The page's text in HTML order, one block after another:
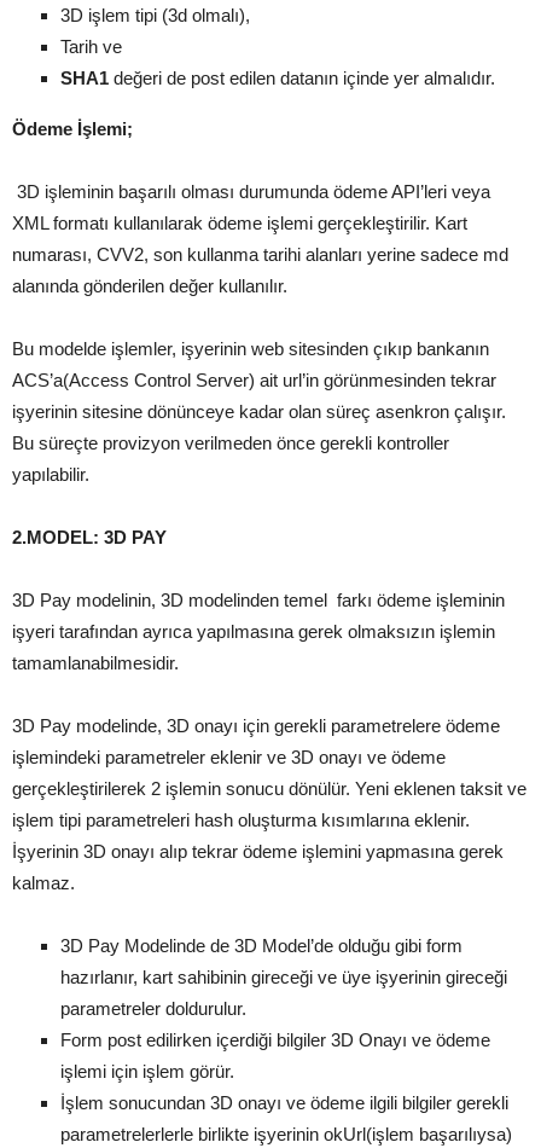
3D işlem tipi (3d olmalı),
Tarih ve
SHA1 değeri de post edilen datanın içinde yer almalıdır.
Ödeme İşlemi;
3D işleminin başarılı olması durumunda ödeme API’leri veya
XML formatı kullanılarak ödeme işlemi gerçekleştirilir. Kart
numarası, CVV2, son kullanma tarihi alanları yerine sadece md
alanında gönderilen değer kullanılır.
Bu modelde işlemler, işyerinin web sitesinden çıkıp bankanın
ACS’a(Access Control Server) ait url’in görünmesinden tekrar
işyerinin sitesine dönünceye kadar olan süreç asenkron çalışır.
Bu süreçte provizyon verilmeden önce gerekli kontroller
yapılabilir.
2.MODEL: 3D PAY
3D Pay modelinin, 3D modelinden temel farkı ödeme işleminin
işyeri tarafından ayrıca yapılmasına gerek olmaksızın işlemin
tamamlanabilmesidir.
3D Pay modelinde, 3D onayı için gerekli parametrelere ödeme
işlemindeki parametreler eklenir ve 3D onayı ve ödeme
gerçekleştirilerek 2 işlemin sonucu dönülür. Yeni eklenen taksit ve
işlem tipi parametreleri hash oluşturma kısımlarına eklenir.
İşyerinin 3D onayı alıp tekrar ödeme işlemini yapmasına gerek
kalmaz.
3D Pay Modelinde de 3D Model’de olduğu gibi form
hazırlanır, kart sahibinin gireceği ve üye işyerinin gireceği
parametreler doldurulur.
Form post edilirken içerdiği bilgiler 3D Onayı ve ödeme
işlemi için işlem görür.
İşlem sonucundan 3D onayı ve ödeme ilgili bilgiler gerekli
parametrelerlerle birlikte işyerinin okUrl(işlem başarılıysa)